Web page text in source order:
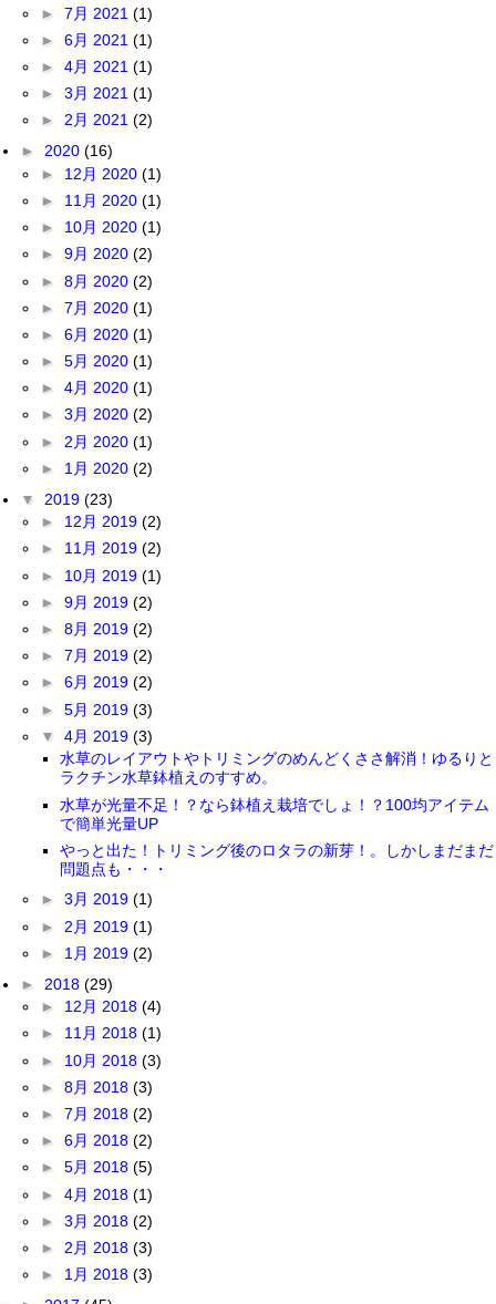
► 7月 2021 (1)
► 6月 2021 (1)
► 4月 2021 (1)
► 3月 2021 (1)
► 2月 2021 (2)
► 2020 (16)
► 12月 2020 (1)
► 11月 2020 (1)
► 10月 2020 (1)
► 9月 2020 (2)
► 8月 2020 (2)
► 7月 2020 (1)
► 6月 2020 (1)
► 5月 2020 (1)
► 4月 2020 (1)
► 3月 2020 (2)
► 2月 2020 (1)
► 1月 2020 (2)
▼ 2019 (23)
► 12月 2019 (2)
► 11月 2019 (2)
► 10月 2019 (1)
► 9月 2019 (2)
► 8月 2019 (2)
► 7月 2019 (2)
► 6月 2019 (2)
► 5月 2019 (3)
▼ 4月 2019 (3)
水草のレイアウトやトリミングのめんどくささ解消！ゆるりと
ラクチン水草鉢植えのすすめ。
水草が光量不足！？なら鉢植え栽培でしょ！？100均アイテム
で簡単光量UP
やっと出た！トリミング後のロタラの新芽！。しかしまだまだ
問題点も・・・
► 3月 2019 (1)
► 2月 2019 (1)
► 1月 2019 (2)
► 2018 (29)
► 12月 2018 (4)
► 11月 2018 (1)
► 10月 2018 (3)
► 8月 2018 (3)
► 7月 2018 (2)
► 6月 2018 (2)
► 5月 2018 (5)
► 4月 2018 (1)
► 3月 2018 (2)
► 2月 2018 (3)
► 1月 2018 (3)